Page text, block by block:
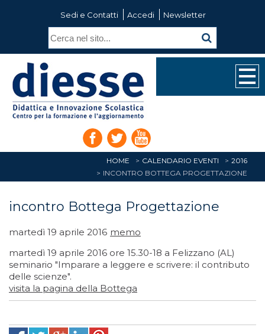
Sedi e Contatti Accedi Newsletter
HOME CALENDARIO EVENTI
2016
INCONTRO BOTTEGA PROGETTAZIONE
incontro Bottega Progettazione
martedì 19 aprile 2016 memo
martedì 19 aprile 2016 ore 15.30-18 a Felizzano (AL)
seminario "Imparare a leggere e scrivere: il contributo
delle scienze".
visita la pagina della Bottega